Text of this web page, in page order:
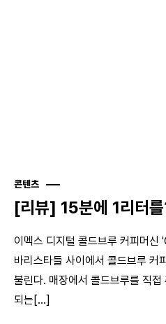
콘텐츠
[리뷰] 15분에 1리터
이멕스 디지털 콜드브루 커피머
바리스타들 사이에서 콜드브루 커
불린다. 매장에서 콜드브루를 직
되는[...]